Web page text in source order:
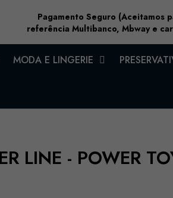
Pagamento Seguro (Aceitamos
referência Multibanco, Mbway e
MODA E LINGERIE
LINE - POWER